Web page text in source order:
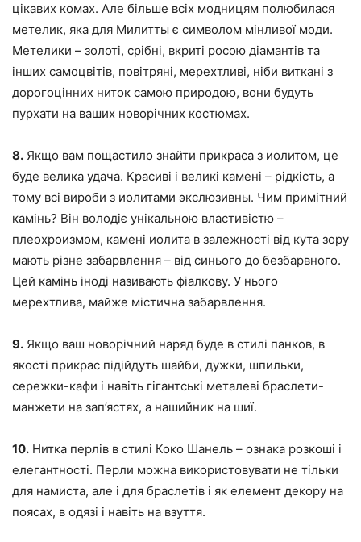
цікавих комах. Але більше всіх модницям полюбилася
метелик, яка для Милитты є символом мінливої моди.
Метелики – золоті, срібні, вкриті росою діамантів та
інших самоцвітів, повітряні, мерехтливі, ніби виткані з
дорогоцінних ниток самою природою, вони будуть
пурхати на ваших новорічних костюмах.
8. Якщо вам пощастило знайти прикраса з иолитом, це
буде велика удача. Красиві і великі камені – рідкість, а
тому всі вироби з иолитами экслюзивны. Чим примітний
камінь? Він володіє унікальною властивістю –
плеохроизмом, камені иолита в залежності від кута зору
мають різне забарвлення – від синього до безбарвного.
Цей камінь іноді називають фіалкову. У нього
мерехтлива, майже містична забарвлення.
9. Якщо ваш новорічний наряд буде в стилі панков, в
якості прикрас підійдуть шайби, дужки, шпильки,
сережки-кафи і навіть гігантські металеві браслети-
манжети на зап’ястях, а нашийник на шиї.
10. Нитка перлів в стилі Коко Шанель – ознака розкоші і
елегантності. Перли можна використовувати не тільки
для намиста, але і для браслетів і як елемент декору на
поясах, в одязі і навіть на взуття.